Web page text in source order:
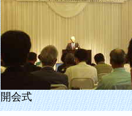
開会式